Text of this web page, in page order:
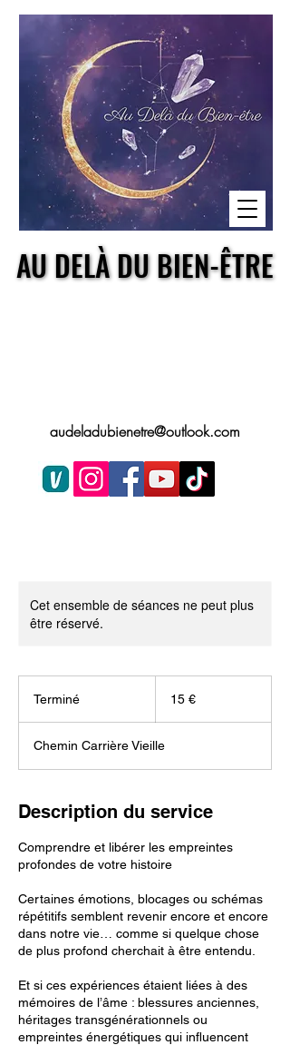
AU DELÀ DU BIEN-ÊTRE
AU DELÀ DU BIEN-ÊTRE
audeladubienetre@outlook.com
Cet ensemble de séances ne peut plus
être réservé.
Terminé
m
i
é
15 €
Chemin Carrière Vieille
Description du service
Comprendre et libérer les empreintes
profondes de votre histoire
Certaines émotions, blocages ou schémas
répétitifs semblent revenir encore et encore
dans notre vie… comme si quelque chose
de plus profond cherchait à être entendu.
Et si ces expériences étaient liées à des
mémoires de l’âme : blessures anciennes,
héritages transgénérationnels ou
empreintes énergétiques qui influencent